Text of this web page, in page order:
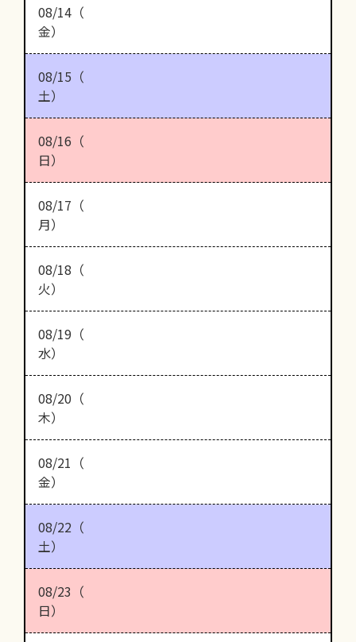
08/14（
金）
08/15（
土）
08/16（
日）
08/17（
月）
08/18（
火）
08/19（
水）
08/20（
木）
08/21（
金）
08/22（
土）
08/23（
日）